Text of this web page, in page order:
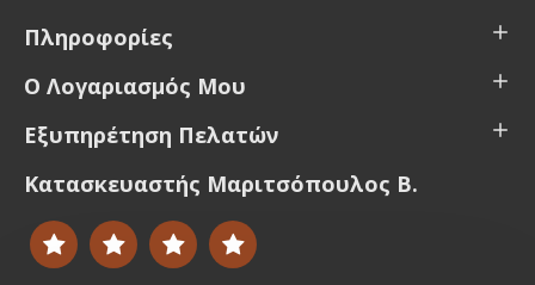
Πληροφορίες
Ο Λογαριασμός Μου
Εξυπηρέτηση Πελατών
Κατασκευαστής Μαριτσόπουλος Β.